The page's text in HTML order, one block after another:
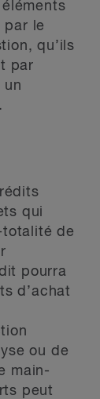
par le
qu’ils
par
un
qui
de
pourra
d’achat
ou de
main-
peut